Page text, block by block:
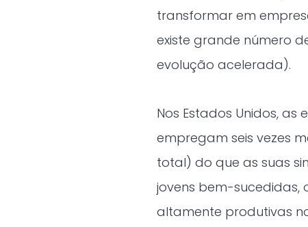
transformar em
existe grande número
evolução acelerada).
Nos Estados Unidos,
empregam seis vezes
total) do que as suas
jovens bem-sucedidas,
altamente produtivas